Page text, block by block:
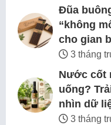
Đũa
“không
cho gian
3 tháng
Nước cốt
uống?
nhìn dữ
3 tháng